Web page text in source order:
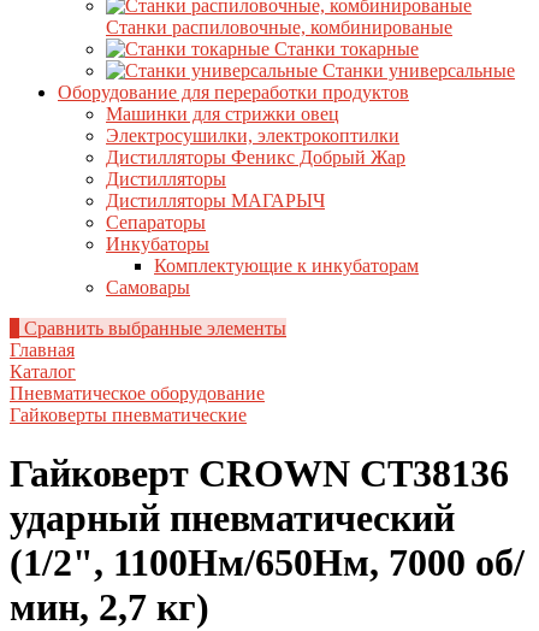
Станки распиловочные, комбинированые
Станки токарные
Станки универсальные
Оборудование для переработки продуктов
Машинки для стрижки овец
Электросушилки, электрокоптилки
Дистилляторы Феникс Добрый Жар
Дистилляторы
Дистилляторы МАГАРЫЧ
Сепараторы
Инкубаторы
Комплектующие к инкубаторам
Самовары
Сравнить выбранные элементы
Главная
Каталог
Пневматическое оборудование
Гайковерты пневматические
Гайковерт CROWN CT38136
ударный пневматический
(1/2", 1100Нм/650Нм, 7000 об/
мин, 2,7 кг)